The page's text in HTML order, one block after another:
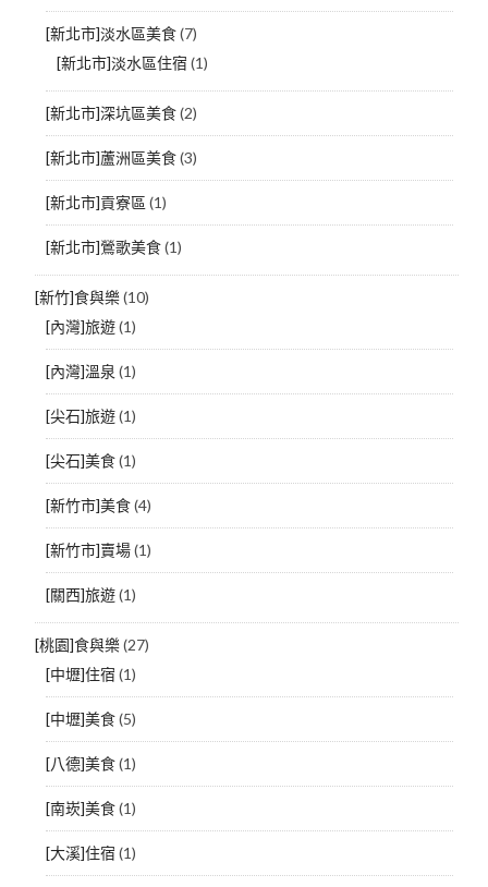
[新北市]淡水區美食(7)
[新北市]淡水區住宿 (1)
[新北市]深坑區美食(2)
[新北市]蘆洲區美食(3)
[新北市]貢寮區 (1)
[新北市]鶯歌美食(1)
[新竹]食與樂(10)
[內灣]旅遊(1)
[內灣]溫泉 (1)
[尖石]旅遊(1)
[尖石]美食(1)
[新竹市]美食(4)
[新竹市]賣場(1)
[關西]旅遊(1)
[桃園]食與樂(27)
[中壢]住宿 (1)
[中壢]美食(5)
[八德]美食(1)
[南崁]美食(1)
[大溪]住宿 (1)